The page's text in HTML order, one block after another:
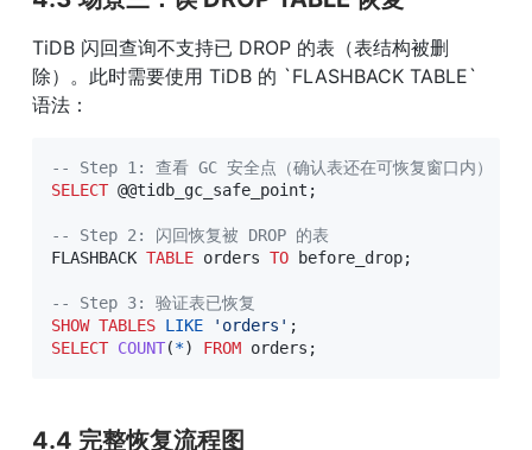
TiDB 闪回查询不支持已 DROP 的表（表结构被删
除）。此时需要使用 TiDB 的 `FLASHBACK TABLE`
语法：
-- Step 1: 查看 GC 安全点（确认表还在可恢复窗口内）
SELECT @@tidb_gc_safe_point ;
-- Step 2: 闪回恢复被 DROP 的表
FLASHBACK TABLE orders TO before_drop;
-- Step 3: 验证表已恢复
SHOW TABLES LIKE 'orders' ;
SELECT COUNT(*) FROM orders ;
4.4 完整恢复流程图